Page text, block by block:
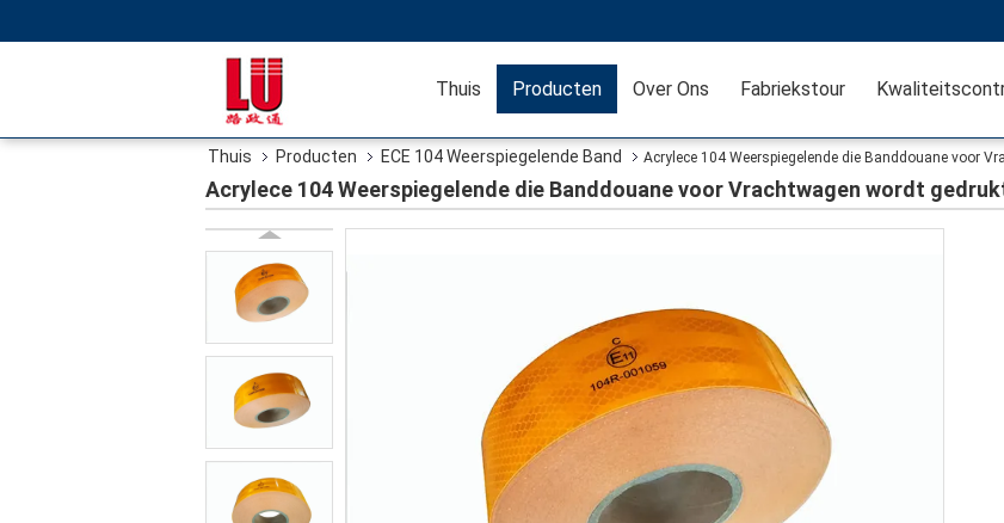
Thuis Producten Over Ons Fabriekstour
Thuis Producten ECE 104 Weerspiegelende Band Acrylece 104 Weerspiegelende die Banddouane voor
Acrylece 104 Weerspiegelende die Banddouane voor Vrachtwagen wordt